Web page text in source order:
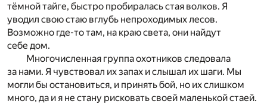
тёмной тайге, быстро пробиралась стая волков. Я
уводил свою стаю вглубь непроходимых лесов.
Возможно где-то там, на краю света, они найдут
себе дом.
Многочисленная группа охотников следовала
за нами. Я чувствовал их запах и слышал их шаги. Мы
могли бы остановиться, и принять бой, но их слишком
много, да и я не стану рисковать своей маленькой стаей.